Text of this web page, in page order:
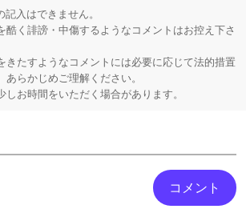
簡単にそうめん作れ言うけど、そうめん作りて地獄なんよ」
記入はできません。
酷く誹謗・中傷するようなコメントはお控え下さ
きたすようなコメントには必要に応じて法的措置
らかじめご理解ください。
お時間をいただく場合があります。